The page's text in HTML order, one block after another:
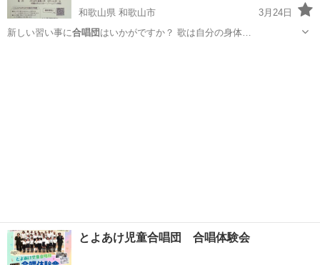
和歌山県 和歌山市
3月24日
新しい習い事に合唱団 はいかがですか？ 歌は自分の身体…
とよあけ児童合唱団 合唱体験会